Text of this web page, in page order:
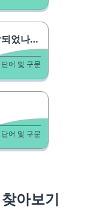
나요?
단어 및 구문
단어 및 구문
아보기